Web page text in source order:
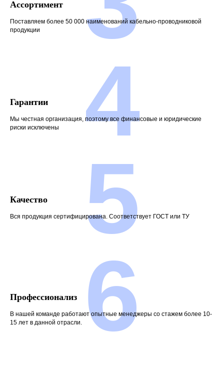
Ассортимент
Поставляем более 50 000 наименований кабельно-проводниковой
продукции
Гарантии
Мы честная организация, поэтому все финансовые и юридические
риски исключены
4
Качество
Вся продукция сертифицирована. Соответствует ГОСТ или ТУ
5
Профессионализ
В нашей команде работают опытные менеджеры со стажем более 10-
15 лет в данной отрасли. 6